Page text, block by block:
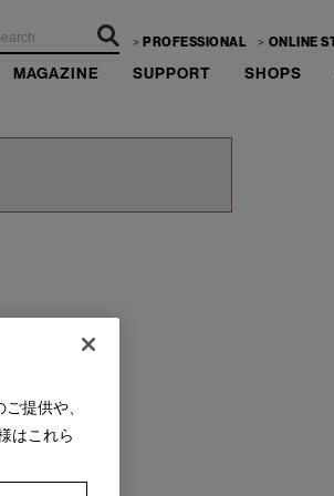
PROFESSIONAL ONLINE
MAGAZINE SUPPORT SHOPS
提供や、
はこれら